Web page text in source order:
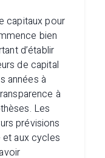
capitaux pour
bien
d’établir
de capital
années à
à
Les
prévisions
et aux cycles